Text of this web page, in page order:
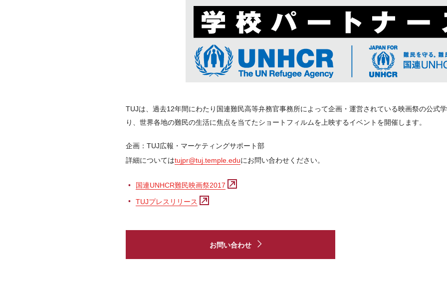
TUJは、過去12年間にわたり国連難民高等弁務官事務所によって企画・運営されている映画祭の公式
り、世界各地の難民の生活に焦点を当てたショートフィルムを上映するイベントを開催します。
企画：TUJ広報・マーケティングサポート部
詳細についてはtujpr@tuj.temple.eduにお問い合わせください。
国連UNHCR難民映画祭2017
TUJプレスリリース
お問い合わせ